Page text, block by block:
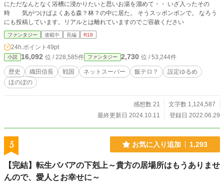
にただなんとなく浴槽に浸かりたいと思いお湯を溜めて・・ いざ入ったその
時 気がつけばよくある森？林？の中に居た。 そうスッポンポンで。 なろう
にも投稿しています。リアルとは離れていますのでご容赦ください
ファンタジー 連載中 長編 R18
24h.ポイント 49pt
小説 16,092 位 / 228,585件 ファンタジー 2,730 位 / 53,244件
歴史 織田信長 戦国 ネットスーパー 飯テロ？
設定ゆるめ
ほのぼの
感想数 21
文字数 1,124,587
最終更新日 2024.10.11
登録日 2022.06.29
5 お気に入り追加 1,293
【完結】転生ババアの下剋上～貴方の居場所はもうありませ
んので、愛人とお幸せに～